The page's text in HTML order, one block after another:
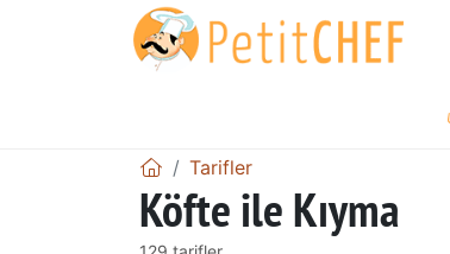
Tarifler
Köfte ile Kıyma